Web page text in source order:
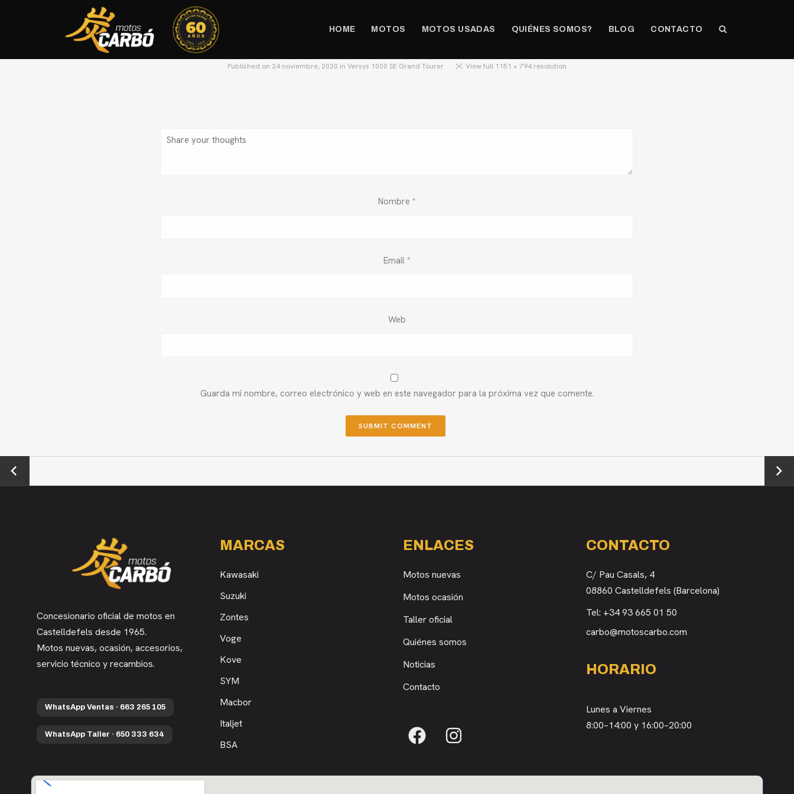
HOME MOTOS MOTOS USADAS QUIÉNES SOMOS? BLOG CONTACTO
Published on 24 noviembre, 2020 in Versys 1000 SE Grand Tourer View full 1151 × 794 resolution
Nombre *
Email *
Web
Guarda mi nombre, correo electrónico y web en este navegador para la próxima vez que comente.
←
Previo
Next
→
Concesionario oficial de motos en
Castelldefels desde 1965.
Motos nuevas, ocasión, accesorios,
servicio técnico y recambios.
WhatsApp Ventas · 663 265 105
WhatsApp Taller · 650 333 634
MARCAS
Kawasaki
Suzuki
Zontes
Voge
Kove
SYM
Macbor
Italjet
BSA
ENLACES
Motos nuevas
Motos ocasión
Taller oficial
Quiénes somos
Noticias
Contacto
CONTACTO
C/ Pau Casals, 4
08860 Castelldefels (Barcelona)
Tel: +34 93 665 01 50
carbo@motoscarbo.com
HORARIO
Lunes a Viernes
8:00–14:00 y 16:00–20:00